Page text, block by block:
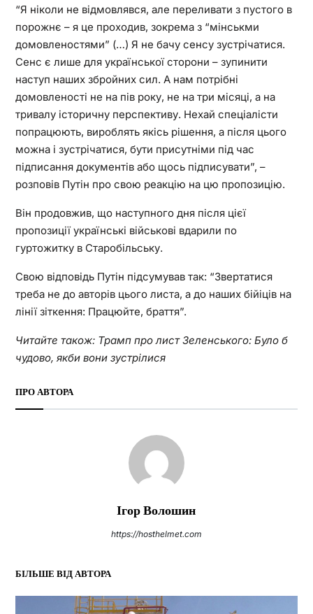
“Я ніколи не відмовлявся, але переливати з пустого в
порожнє – я це проходив, зокрема з “мінськми
домовленостями” (…) Я не бачу сенсу зустрічатися.
Сенс є лише для української сторони – зупинити
наступ наших збройних сил. А нам потрібні
домовленості не на пів року, не на три місяці, а на
тривалу історичну перспективу. Нехай спеціалісти
попрацюють, вироблять якісь рішення, а після цього
можна і зустрічатися, бути присутніми під час
підписання документів або щось підписувати”, –
розповів Путін про свою реакцію на цю пропозицію.
Він продовжив, що наступного дня після цієї
пропозиції українські військові вдарили по
гуртожитку в Старобільську.
Свою відповідь Путін підсумував так: “Звертатися
треба не до авторів цього листа, а до наших бійіців на
лінії зіткення: Працюйте, браття”.
Читайте також: Трамп про лист Зеленського: Було б
чудово, якби вони зустрілися
ПРО АВТОРА
Ігор Волошин
https://hosthelmet.com
БІЛЬШЕ ВІД АВТОРА